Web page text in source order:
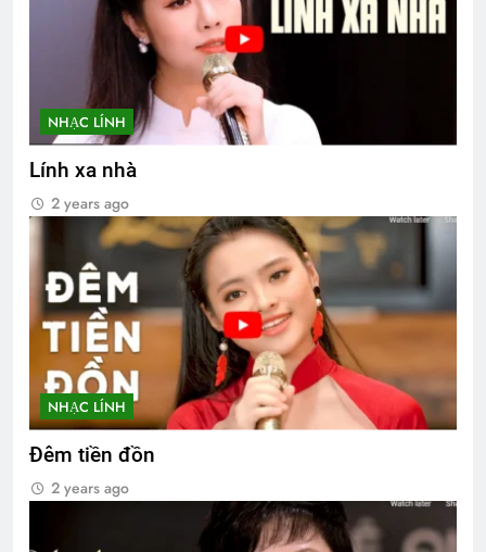
NHẠC LÍNH
Lính xa nhà
2 years ago
NHẠC LÍNH
Đêm tiền đồn
2 years ago